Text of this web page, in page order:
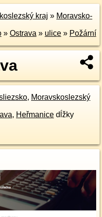
kraj » Moravsko-
» Ostrava » ulice » Požární
, Moravskoslezský
, Heřmanice dĺžky